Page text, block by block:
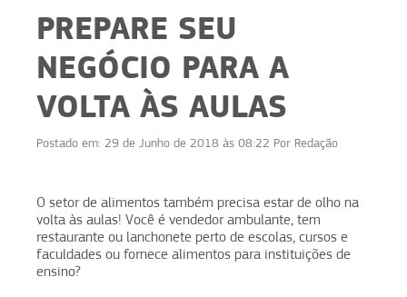
PREPARE SEU
NEGÓCIO PARA A
VOLTA ÀS AULAS
Postado em: 29 de Junho de 2018 às 08:22 Por Redação
O setor de alimentos também precisa estar de olho na
volta às aulas! Você é vendedor ambulante, tem
restaurante ou lanchonete perto de escolas, cursos e
faculdades ou fornece alimentos para instituições de
ensino?